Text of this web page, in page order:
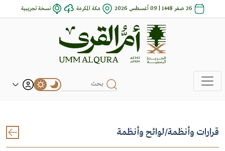
26 صفر 1448 | 09 أغسطس 2026 مكة المكرمة نسخة تجريبية
قرارات وأنظمة/لوائح وأنظمة